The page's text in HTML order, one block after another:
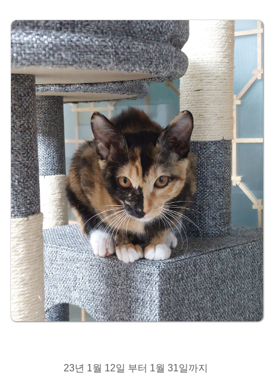
23년 1월 12일 부터 1월 31일까지